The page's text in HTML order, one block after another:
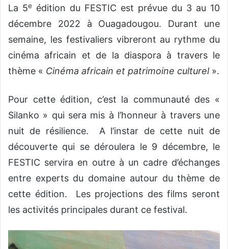
La 5e
édition du FESTIC est prévue du 3 au 10
décembre 2022 à Ouagadougou. Durant une
semaine, les festivaliers vibreront au rythme du
cinéma africain et de la diaspora à travers le
thème « Cinéma africain et patrimoine culturel».
Pour cette édition, c’est la communauté des «
Silanko » qui sera mis à l’honneur à travers une
nuit de résilience. A l’instar de cette nuit de
découverte qui se déroulera le 9 décembre, le
FESTIC servira en outre à un cadre d’échanges
entre experts du domaine autour du thème de
cette édition. Les projections des films seront
les activités principales durant ce festival.